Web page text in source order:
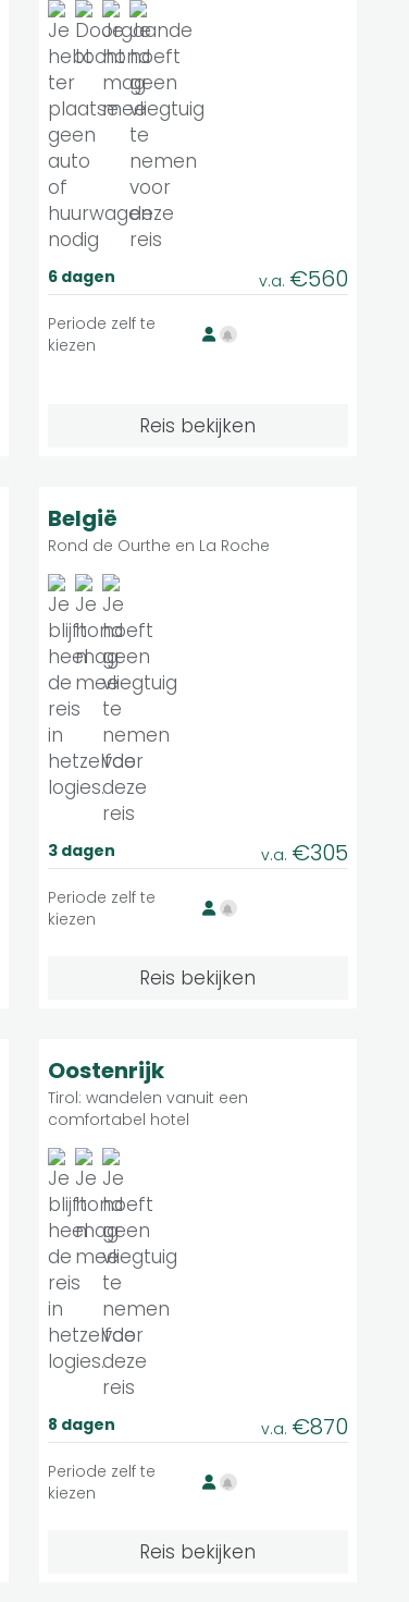
6 dagen v.a. €560
Periode zelf te
kiezen
Reis bekijken
8.9
België
Rond de Ourthe en La Roche
3 dagen v.a. €305
Periode zelf te
kiezen
Reis bekijken
8.8
Oostenrijk
Tirol: wandelen vanuit een
comfortabel hotel
8 dagen v.a. €870
Periode zelf te
kiezen
Reis bekijken